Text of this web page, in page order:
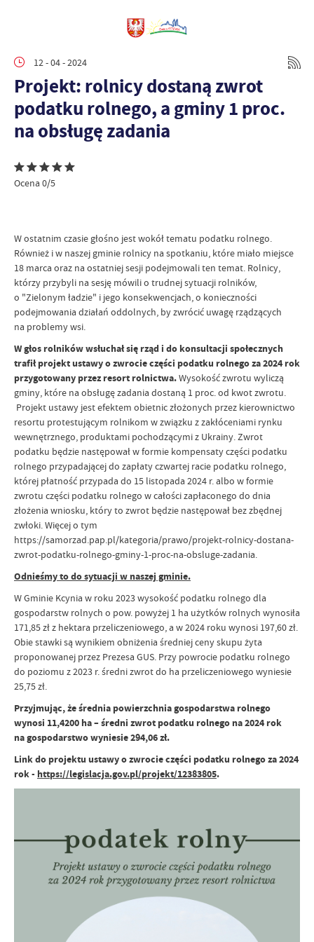
12 - 04 - 2024
Projekt: rolnicy dostaną zwrot
podatku rolnego, a gminy 1 proc.
na obsługę zadania
Ocena 0/5
W ostatnim czasie głośno jest wokół tematu podatku rolnego.
Również i w naszej gminie rolnicy na spotkaniu, które miało miejsce
18 marca oraz na ostatniej sesji podejmowali ten temat. Rolnicy,
którzy przybyli na sesję mówili o trudnej sytuacji rolników,
o "Zielonym ładzie" i jego konsekwencjach, o konieczności
podejmowania działań oddolnych, by zwrócić uwagę rządzących
na problemy wsi.
W głos rolników wsłuchał się rząd i do konsultacji społecznych
trafił projekt ustawy o zwrocie części podatku rolnego za 2024 rok
przygotowany przez resort rolnictwa.Wysokość zwrotu wyliczą
gminy, które na obsługę zadania dostaną 1 proc. od kwot zwrotu.
Projekt ustawy jest efektem obietnic złożonych przez kierownictwo
resortu protestującym rolnikom w związku z zakłóceniami rynku
wewnętrznego, produktami pochodzącymi z Ukrainy. Zwrot
podatku będzie następował w formie kompensaty części podatku
rolnego przypadającej do zapłaty czwartej racie podatku rolnego,
której płatność przypada do 15 listopada 2024 r. albo w formie
zwrotu części podatku rolnego w całości zapłaconego do dnia
złożenia wniosku, który to zwrot będzie następował bez zbędnej
zwłoki. Więcej o tym
https://samorzad.pap.pl/kategoria/prawo/projekt-rolnicy-dostana-
zwrot-podatku-rolnego-gminy-1-proc-na-obsluge-zadania.
Odnieśmy to do sytuacji w naszej gminie.
W Gminie Kcynia w roku 2023 wysokość podatku rolnego dla
gospodarstw rolnych o pow. powyżej 1 ha użytków rolnych wynosiła
171,85 zł z hektara przeliczeniowego, a w 2024 roku wynosi 197,60 zł.
Obie stawki są wynikiem obniżenia średniej ceny skupu żyta
proponowanej przez Prezesa GUS. Przy powrocie podatku rolnego
do poziomu z 2023 r. średni zwrot do ha przeliczeniowego wyniesie
25,75 zł.
Przyjmując, że średnia powierzchnia gospodarstwa rolnego
wynosi 11,4200 ha – średni zwrot podatku rolnego na 2024 rok
na gospodarstwo wyniesie 294,06 zł.
Link do projektu ustawy o zwrocie części podatku rolnego za 2024
rok - https://legislacja.gov.pl/projekt/12383805.